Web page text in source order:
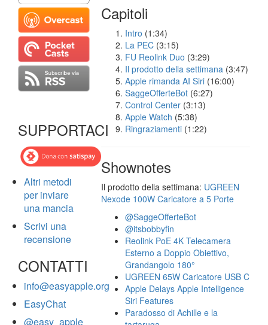
SUPPORTACI
Altri metodi
per inviare
una mancia
Scrivi una
recensione
CONTATTI
info@easyapple.org
EasyChat
@easy_apple
Capitoli
Intro (1:34)
La PEC (3:15)
FU Reolink Duo (3:29)
Il prodotto della settimana (3:47)
Apple rimanda AI Siri (16:00)
SaggeOfferteBot (6:27)
Control Center (3:13)
Apple Watch (5:38)
Ringraziamenti (1:22)
Shownotes
Il prodotto della settimana: UGREEN
Nexode 100W Caricatore a 5 Porte
@SaggeOfferteBot
@itsbobbyfin
Reolink PoE 4K Telecamera
Esterno a Doppio Obiettivo,
Grandangolo 180°
UGREEN 65W Caricatore USB C
Apple Delays Apple Intelligence
Siri Features
Paradosso di Achille e la